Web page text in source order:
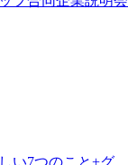
い7つのこと+グ